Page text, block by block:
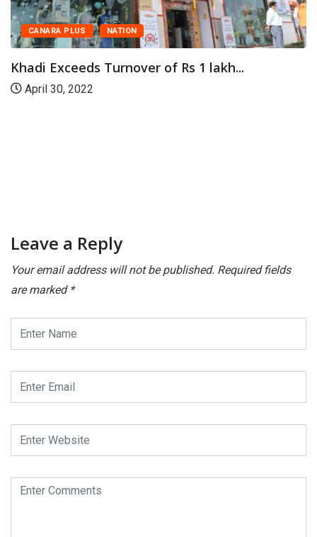
CANARA PLUS NATION
Khadi Exceeds Turnover of Rs 1 lakh...
April 30, 2022
Leave a Reply
Your email address will not be published. Required fields
are marked *